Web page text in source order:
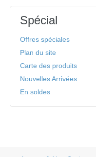
Spécial
Offres spéciales
Plan du site
Carte des produits
Nouvelles Arrivées
En soldes